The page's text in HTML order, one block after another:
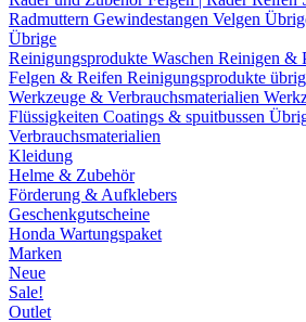
Radmuttern Gewindestangen Velgen
Übrige
Reinigungsprodukte Waschen Reinigen &
Felgen & Reifen Reinigungsprodukte
Werkzeuge & Verbrauchsmaterialien
Flüssigkeiten Coatings & spuitbussen
Verbrauchsmaterialien
Kleidung
Helme & Zubehör
Förderung & Aufklebers
Geschenkgutscheine
Honda Wartungspaket
Marken
Neue
Sale!
Outlet